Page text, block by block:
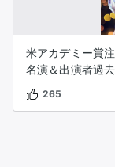
米アカデミー賞
名演＆出演者過
265